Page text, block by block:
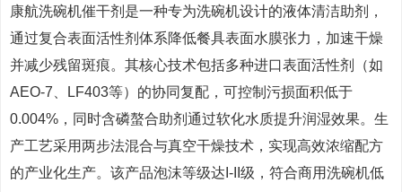
康航洗碗机催干剂是一种专为洗碗机设计的液体清洁助剂，
通过复合表面活性剂体系降低餐具表面水膜张力，加速干燥
并减少残留斑痕。其核心技术包括多种进口表面活性剂（如
AEO-7、LF403等）的协同复配，可控制污损面积低于
0.004%，同时含磷螯合助剂通过软化水质提升润湿效果。生
产工艺采用两步法混合与真空干燥技术，实现高效浓缩配方
的产业化生产。该产品泡沫等级达I-II级，符合商用洗碗机低